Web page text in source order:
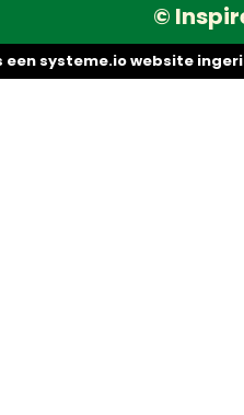
©
een systeme.iowebsite